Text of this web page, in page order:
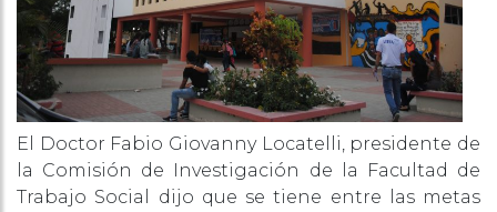
El Doctor Fabio Giovanny Locatelli, presidente de
la Comisión de Investigación de la Facultad de
Trabajo Social dijo que se tiene entre las metas